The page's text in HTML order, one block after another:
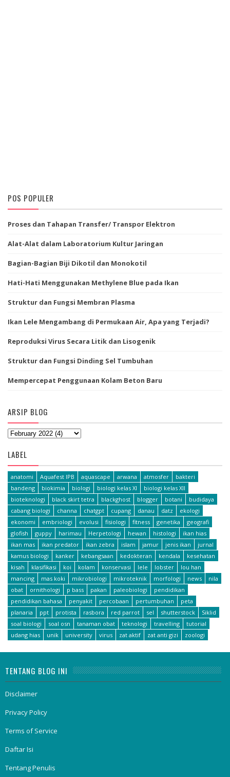
POS POPULER
Proses dan Tahapan Transfer/ Transpor Elektron
Alat-Alat dalam Laboratorium Kultur Jaringan
Bagian-Bagian Biji Dikotil dan Monokotil
Hati-Hati Menggunakan Methylene Blue pada Ikan
Struktur dan Fungsi Membran Plasma
Ikan Lele Mengambang di Permukaan Air, Apa yang Terjadi?
Reproduksi Virus Secara Litik dan Lisogenik
Struktur dan Fungsi Dinding Sel Tumbuhan
Mempercepat Penggunaan Kolam Beton Baru
ARSIP BLOG
LABEL
anatomi Aquafest IPB aquascape arwana atmosfer
bakteri
bandeng
biokimia biologi biologi kelas XI
biologi kelas XII
bioteknologi
black skirt tetra blackghost blogger botani
budidaya
cabang biologi
channa chatgpt cupang danau datz
ekologi
ekonomi
embriologi evolusi fisiologi fitness genetika
geografi
glofish
guppy harimau Herpetologi hewan histologi
ikan hias
ikan mas
ikan predator ikan zebra islam jamur jenis ikan
jurnal
kamus biologi
kanker kebangsaan kedokteran kendala
kesehatan
kisah
klasifikasi koi kolam konservasi lele lobster
lou han
mancing
mas koki mikrobiologi mikroteknik morfologi news
nila
obat
ornithologi p bass pakan paleobiologi
pendidikan
pendidikan bahasa
penyakit percobaan pertumbuhan
peta
planaria
ppt protista rasbora red parrot sel shutterstock
Siklid
soal biologi
soal osn tanaman obat teknologi travelling
tutorial
udang hias
unik university virus zat aktif zat anti gizi zoologi
TENTANG BLOG INI
Disclaimer
Privacy Policy
Terms of Service
Daftar Isi
Tentang Penulis